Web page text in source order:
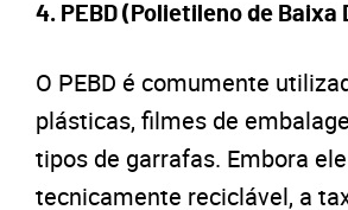
4. PEBD (Polietileno de Baixa
O PEBD é comumente
plásticas, filmes de
tipos de garrafas. Embora
tecnicamente reciclável, a